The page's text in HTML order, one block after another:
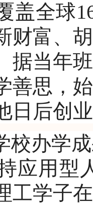
盖全球
财富、
据当年
善思，
日后创
校办学
应用型
工学子